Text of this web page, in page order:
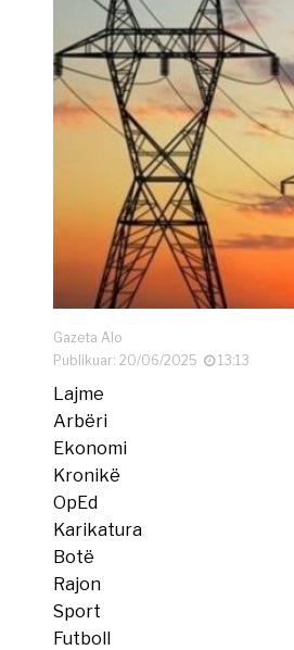
Gazeta Alo
Publikuar: 20/06/2025
13:13
Lajme
Arbëri
Ekonomi
Kronikë
OpEd
Karikatura
Botë
Rajon
Sport
Futboll